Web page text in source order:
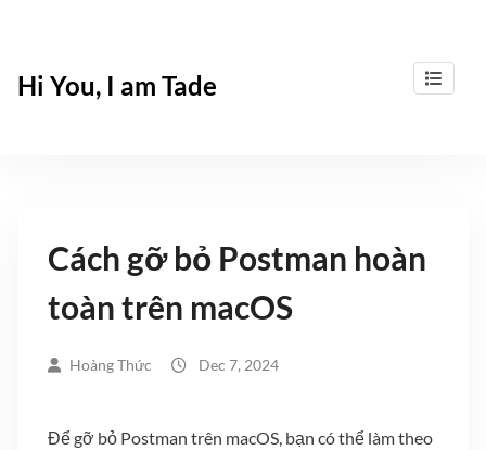
content
Hi You, I am Tade
Cách gỡ bỏ Postman hoàn
toàn trên macOS
Hoàng Thức Dec 7, 2024
Để gỡ bỏ Postman trên macOS, bạn có thể làm theo